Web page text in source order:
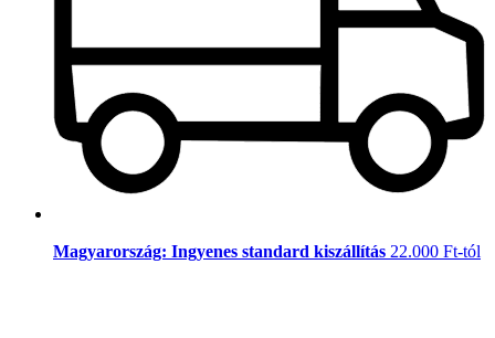
Magyarország: Ingyenes standard kiszállítás 22.000 Ft-tól